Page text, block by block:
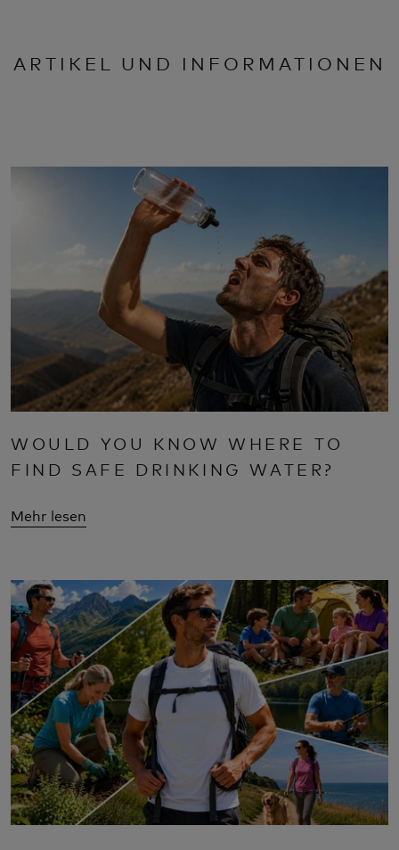
ARTIKEL UND INFORMATIONEN
WOULD YOU KNOW WHERE TO
FIND SAFE DRINKING WATER?
Mehr lesen